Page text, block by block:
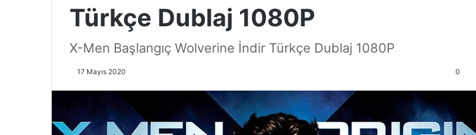
Türkçe Dublaj 1080P
X-Men Başlangıç Wolverine İndir Türkçe Dublaj 1080P
17 Mayıs 2020 0